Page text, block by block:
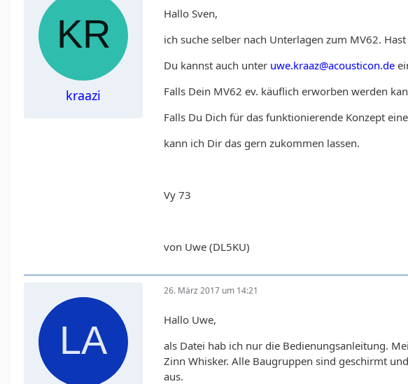
kraazi
Hallo Sven,
ich suche selber nach Unterlagen zum MV62.
Du kannst auch unter uwe.kraaz@acousticon.de
Falls Dein MV62 ev. käuflich erworben werden
Falls Du Dich für das funktionierende Konzept
kann ich Dir das gern zukommen lassen.
Vy 73
von Uwe (DL5KU)
26. März 2017 um 14:21
Hallo Uwe,
als Datei hab ich nur die Bedienungsanleitung.
Zinn Whisker. Alle Baugruppen sind geschirmt
aus.